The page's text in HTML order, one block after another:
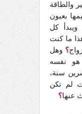
والطاقة
بعيون
ويبدأ كل
ما كنت
؟ وهل
نفسه
سنة،
لم تكن
عنها؟